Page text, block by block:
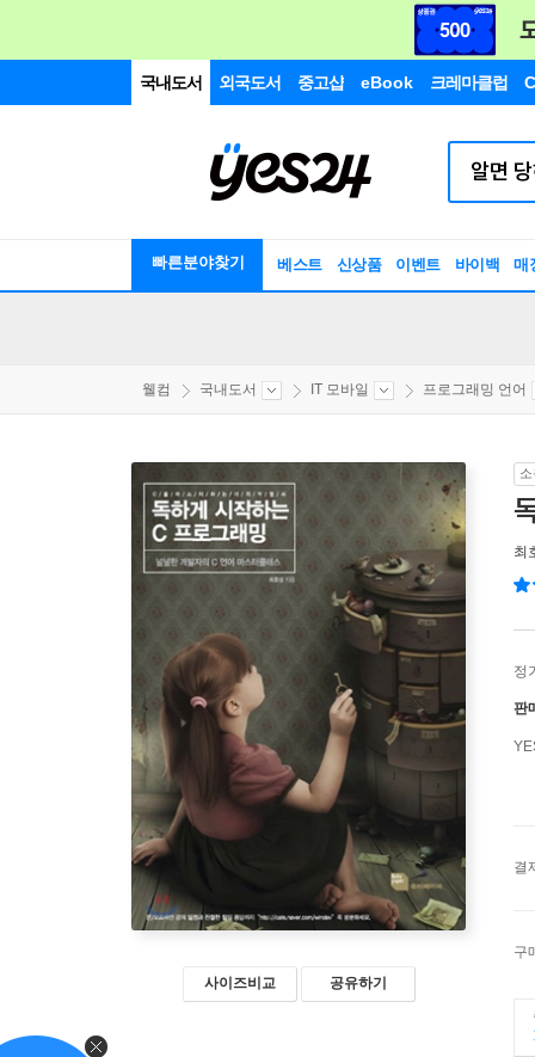
국내도서 외국도서 중고샵 eBook 크레마클럽
빠른분야찾기 베스트 신상품 이벤트 바이백 매
웰컴 국내도서 IT 모바일 프로그래밍 언어
사이즈비교 공유하기
최
정
판
결
구